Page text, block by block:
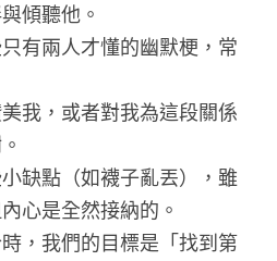
傾聽他。
有兩人才懂的幽默梗，常
我，或者對我為這段關係
缺點（如襪子亂丟），雖
心是全然接納的。
，我們的目標是「找到第